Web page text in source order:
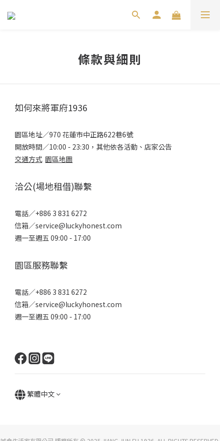
條款與細則
如何來將軍府1936
園區地址／970 花蓮市中正路622巷6號
開放時間／10:00 - 23:30，其他依各活動、店家公告
交通方式 園區地圖
洽公(場地租借)聯繫
電話／+886 3 831 6272
信箱／service@luckyhonest.com
週一至週五 09:00 - 17:00
園區服務聯繫
電話／+886 3 831 6272
信箱／service@luckyhonest.com
週一至週五 09:00 - 17:00
繁體中文